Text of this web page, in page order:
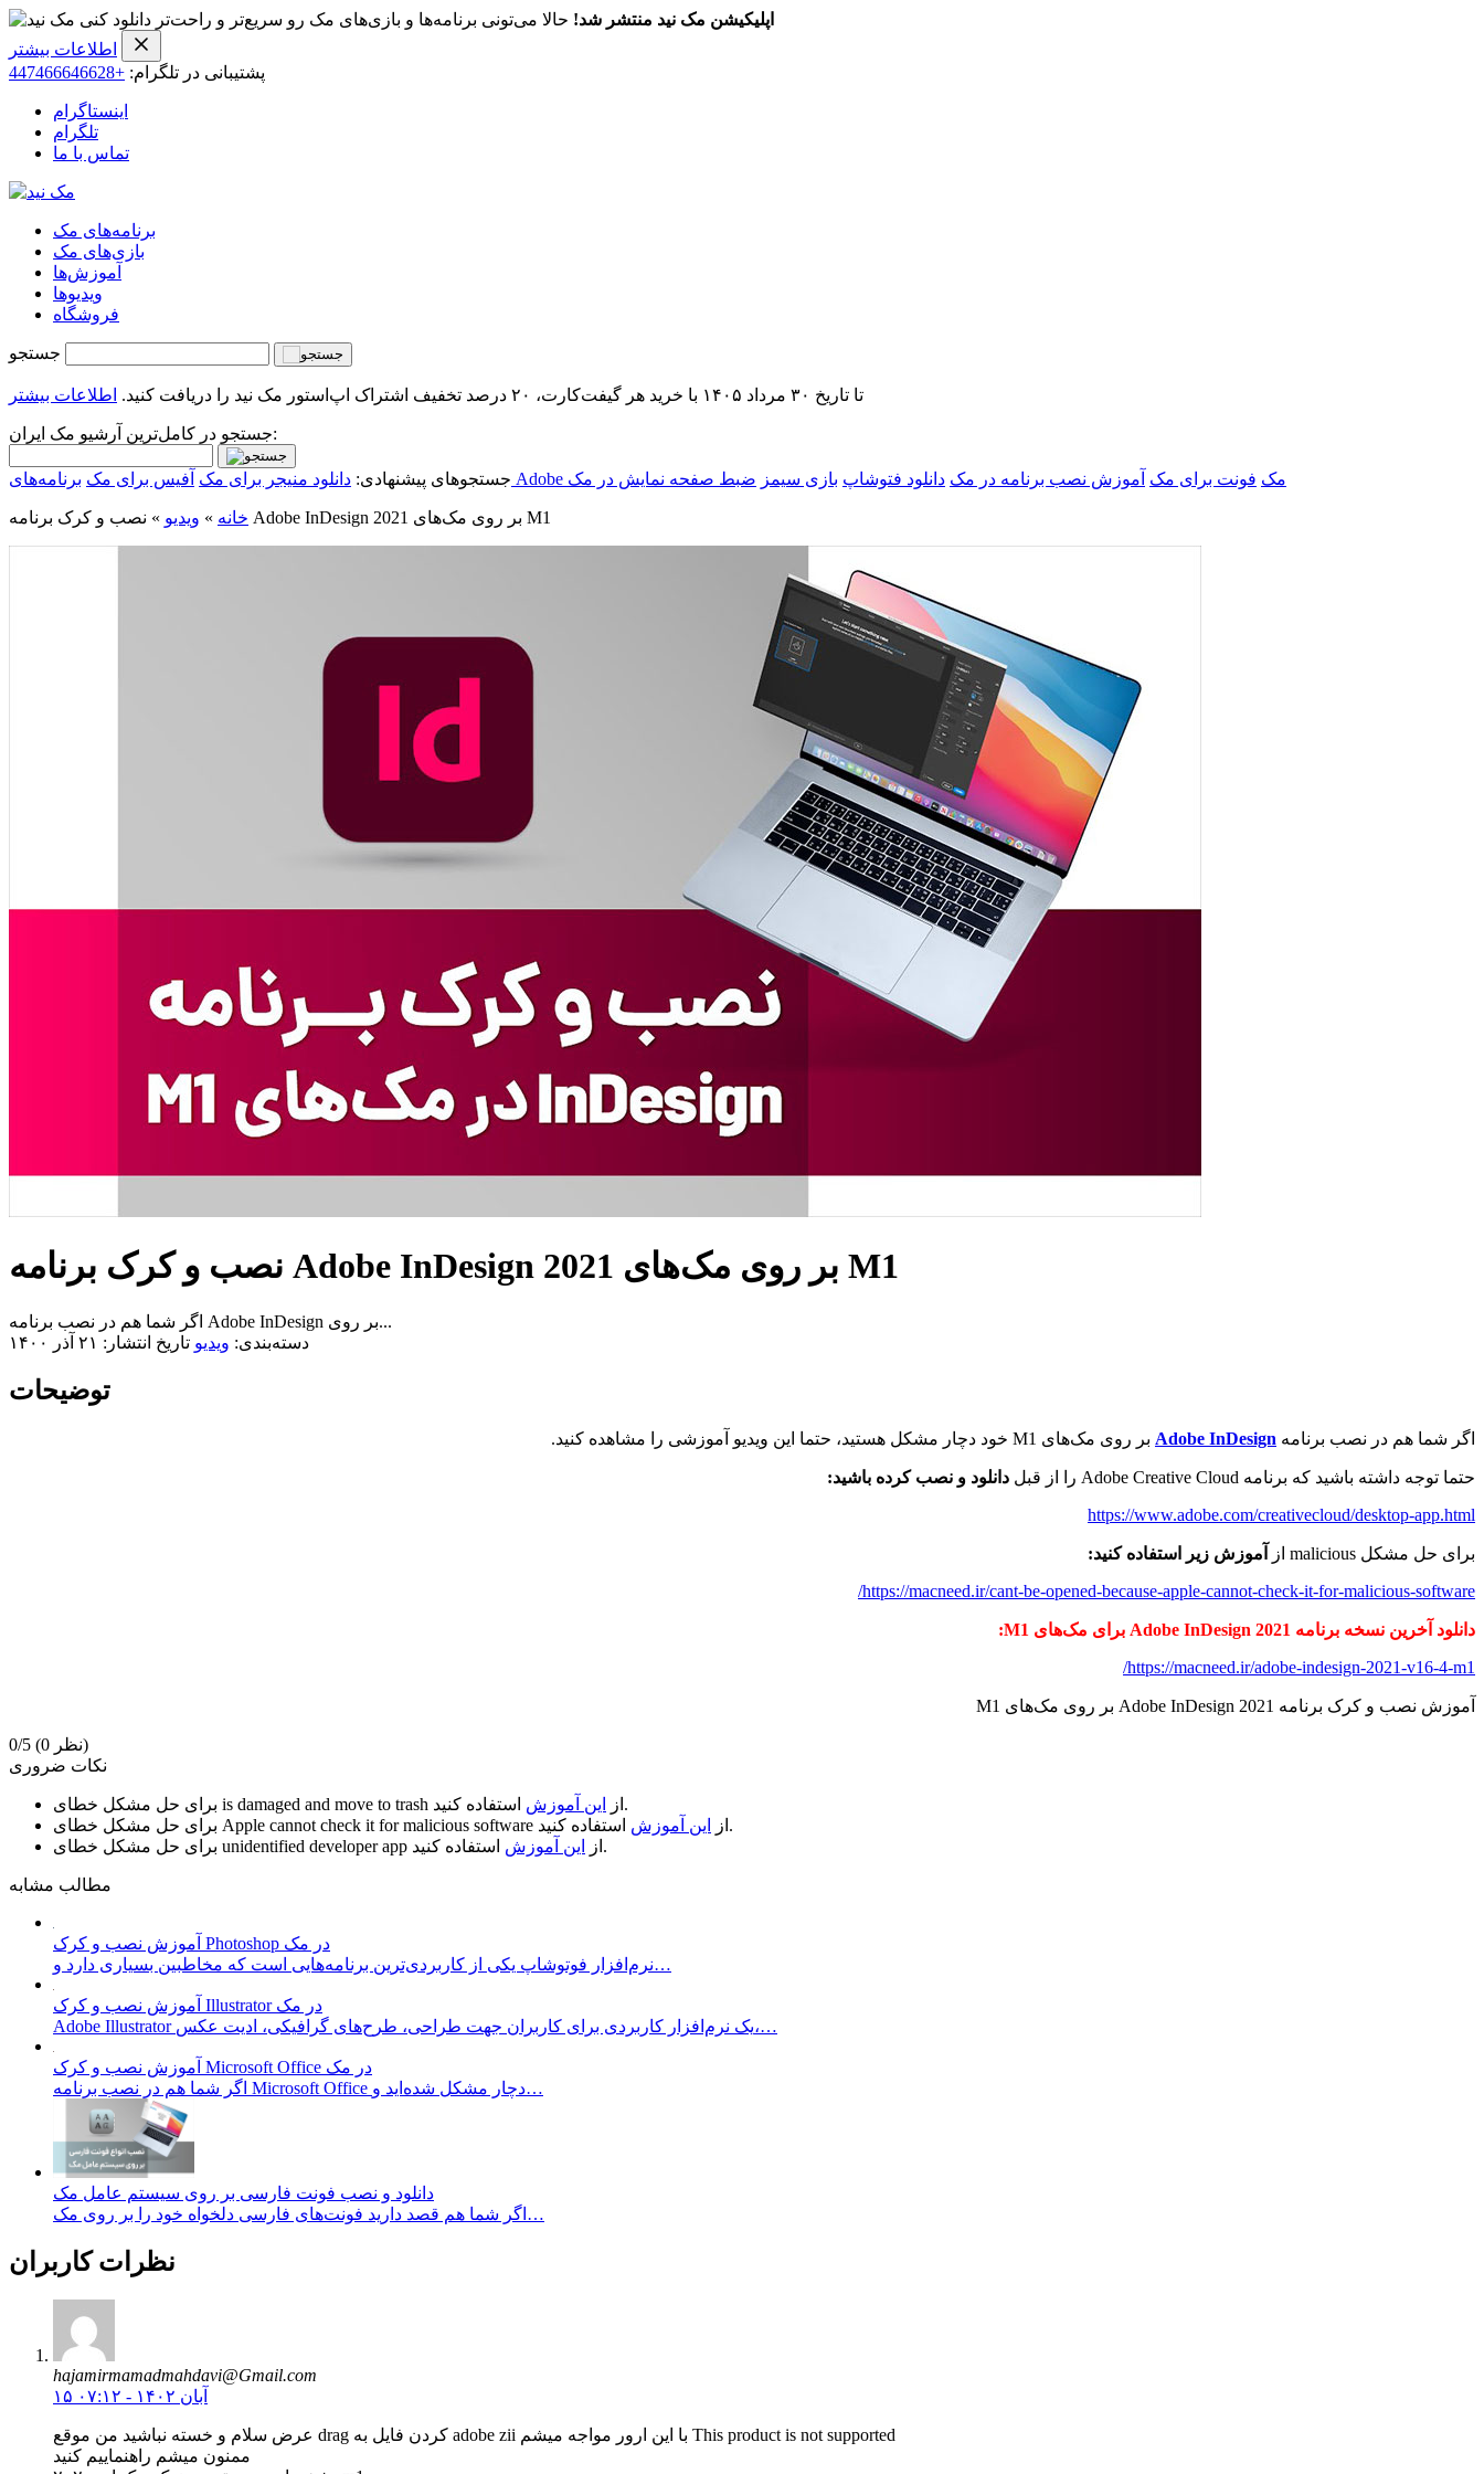
اپلیکیشن مک نید منتشر شد! حالا می‌تونی برنامه‌ها و بازی‌های مک رو سریع‌تر و راحت‌تر دانلود کنی
اطلاعات بیشتر
پشتیبانی در تلگرام: +447466646628
اینستاگرام
تلگرام
تماس با ما
برنامه‌های مک
بازی‌های مک
آموزش‌ها
ویدیو‌ها
فروشگاه
جستجو
تا تاریخ ۳۰ مرداد ۱۴۰۵ با خرید هر گیفت‌کارت، ۲۰ درصد تخفیف اشتراک اپ‌استور مک نید را دریافت کنید. اطلاعات بیشتر
جستجو در کامل‌ترین آرشیو مک ایران:
جستجوهای پیشنهادی: دانلود منیجر برای مک آفیس برای مک برنامه‌های Adobe مک فونت برای مک آموزش نصب برنامه در مک دانلود فتوشاپ بازی سیمز ضبط صفحه نمایش در مک
خانه » ویدیو » نصب و کرک برنامه Adobe InDesign 2021 بر روی مک‌های M1
نصب و کرک برنامه Adobe InDesign 2021 بر روی مک‌های M1
اگر شما هم در نصب برنامه Adobe InDesign بر روی...
دسته‌بندی: ویدیو تاریخ انتشار: ۲۱ آذر ۱۴۰۰
توضیحات
اگر شما هم در نصب برنامه Adobe InDesign بر روی مک‌های M1 خود دچار مشکل هستید، حتما این ویدیو آموزشی را مشاهده کنید.
حتما توجه داشته باشید که برنامه Adobe Creative Cloud را از قبل
دانلود و نصب کرده باشید:
https://www.adobe.com/creativecloud/desktop-app.html
برای حل مشکل malicious از
آموزش زیر استفاده کنید:
https://macneed.ir/cant-be-opened-because-apple-cannot-check-it-for-malicious-software/
دانلود آخرین نسخه برنامه Adobe InDesign 2021 برای مک‌های M1:
https://macneed.ir/adobe-indesign-2021-v16-4-m1/
آموزش نصب و کرک برنامه Adobe InDesign 2021 بر روی مک‌های M1
0/5
(0 نظر)
نکات ضروری
is damaged and move to trash از این آموزش
استفاده کنید.
Apple cannot check it for malicious software از این آموزش
استفاده کنید.
unidentified developer app از این آموزش استفاده کنید.
مطالب مشابه
آموزش نصب و کرک Photoshop در مک
نرم‌افزار فوتوشاپ یکی از کاربردی‌ترین برنامه‌هایی است که مخاطبین بسیاری دارد و…
آموزش نصب و کرک Illustrator در مک
Adobe Illustrator یک نرم‌افزار کاربردی برای کاربران جهت طراحی، طرح‌های گرافیکی، ادیت عکس،…
آموزش نصب و کرک Microsoft Office در مک
اگر شما هم در نصب برنامه Microsoft Office دچار مشکل شده‌اید و…
دانلود و نصب فونت فارسی بر روی سیستم عامل مک
اگر شما هم قصد دارید فونت‌های فارسی دلخواه خود را بر روی مک…
نظرات کاربران
hajamirmamadmahdavi@Gmail.com
۱۵ آبان ۱۴۰۲ - ۰۷:۱۲
عرض سلام و خسته نباشید من موقع drag کردن فایل به adobe zii با این ارور مواجه میشم This product is not supported
ممنون میشم راهنماییم کنید